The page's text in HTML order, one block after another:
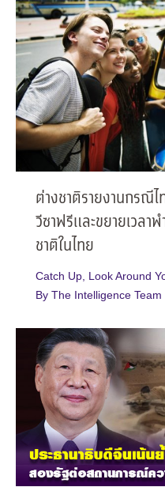
ต่างชาติรายงานกรณี
วีซาฟรีและขยายเวลา
ชาติในไทย
Catch Up Look Around
By The Intelligence Team